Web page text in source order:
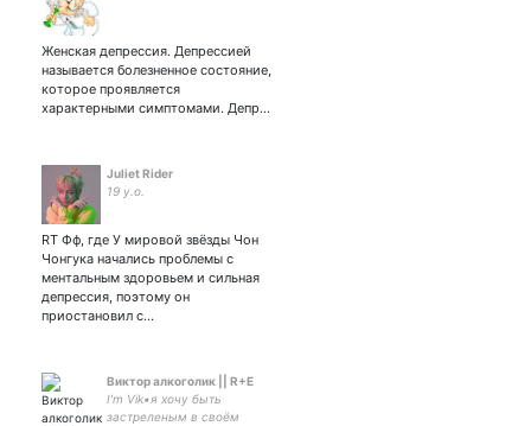
Женская депрессия. Депрессией
называется болезненное состояние,
которое проявляется
характерными симптомами. Депр…
Juliet Rider
19 y.o.
RT Фф, где У мировой звёзды Чон
Чонгука начались проблемы с
ментальным здоровьем и сильная
депрессия, поэтому он
приостановил с…
Виктор алкоголик || R+E
I'm Vik▪︎я хочу быть
застреленым в своём